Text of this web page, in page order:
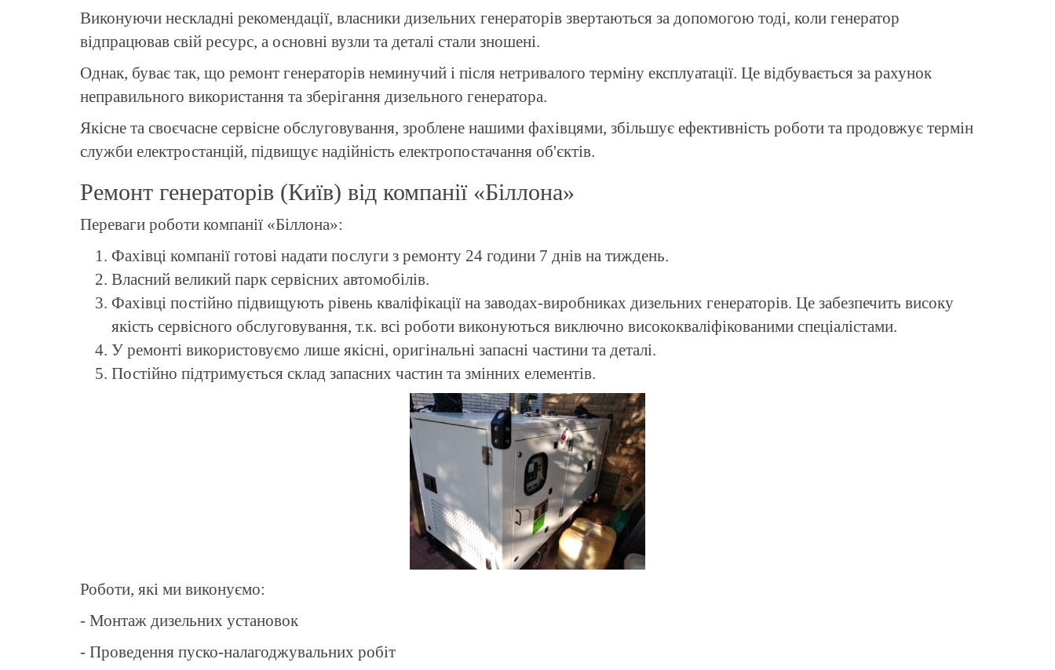
Виконуючи нескладні рекомендації, власники дизельних генераторів звертаються за допомогою тоді, коли генератор
відпрацював свій ресурс, а основні вузли та деталі стали зношені.
Однак, буває так, що ремонт генераторів неминучий і після нетривалого терміну експлуатації. Це відбувається за рахунок
неправильного використання та зберігання дизельного генератора.
Якісне та своєчасне сервісне обслуговування, зроблене нашими фахівцями, збільшує ефективність роботи та продовжує термін
служби електростанцій, підвищує надійність електропостачання об'єктів.
Ремонт генераторів (Київ) від компанії «Біллона»
Переваги роботи компанії «Біллона»:
Фахівці компанії готові надати послуги з ремонту 24 години 7 днів на тиждень.
Власний великий парк сервісних автомобілів.
Фахівці постійно підвищують рівень кваліфікації на заводах-виробниках дизельних генераторів. Це забезпечить високу
якість сервісного обслуговування, т.к. всі роботи виконуються виключно висококваліфікованими спеціалістами.
У ремонті використовуємо лише якісні, оригінальні запасні частини та деталі.
Постійно підтримується склад запасних частин та змінних елементів.
Роботи, які ми виконуємо:
- Монтаж дизельних установок
- Проведення пуско-налагоджувальних робіт